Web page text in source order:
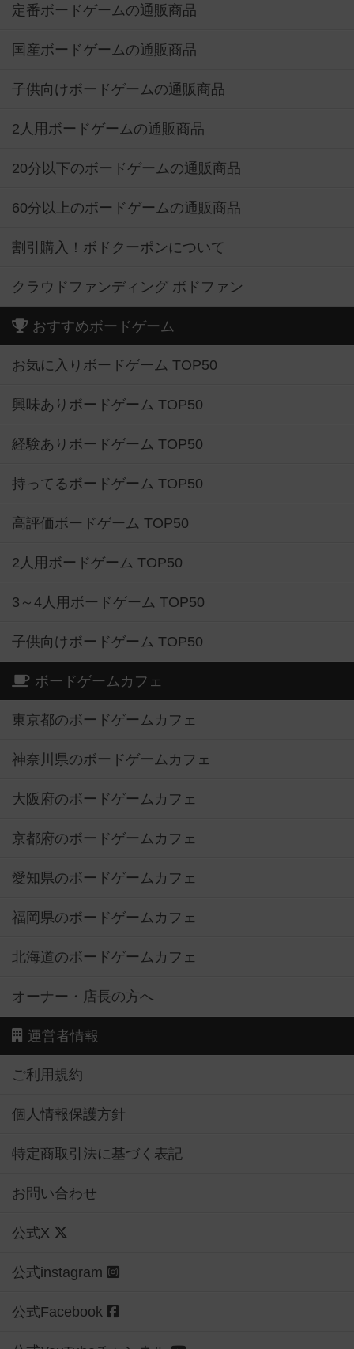
定番ボードゲームの通販商品
国産ボードゲームの通販商品
子供向けボードゲームの通販商品
2人用ボードゲームの通販商品
20分以下のボードゲームの通販商品
60分以上のボードゲームの通販商品
割引購入！ボドクーポンについて
クラウドファンディング ボドファン
おすすめボードゲーム
お気に入りボードゲーム TOP50
興味ありボードゲーム TOP50
経験ありボードゲーム TOP50
持ってるボードゲーム TOP50
高評価ボードゲーム TOP50
2人用ボードゲーム TOP50
3～4人用ボードゲーム TOP50
子供向けボードゲーム TOP50
ボードゲームカフェ
東京都のボードゲームカフェ
神奈川県のボードゲームカフェ
大阪府のボードゲームカフェ
京都府のボードゲームカフェ
愛知県のボードゲームカフェ
福岡県のボードゲームカフェ
北海道のボードゲームカフェ
オーナー・店長の方へ
運営者情報
ご利用規約
個人情報保護方針
特定商取引法に基づく表記
お問い合わせ
公式X
公式instagram
公式Facebook